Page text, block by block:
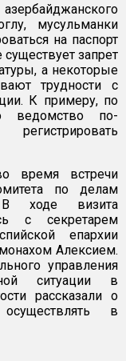
мусульманки
на паспорт
запрет
а некоторые
трудности с
К примеру, по
ведомство по-
время встречи
по делам
ходе визита
с секретарем
епархии
Алексием.
управления
ситуации в
рассказали о
в